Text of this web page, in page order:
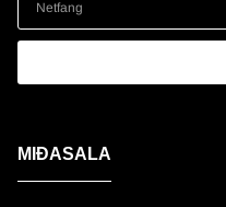
MIÐASALA